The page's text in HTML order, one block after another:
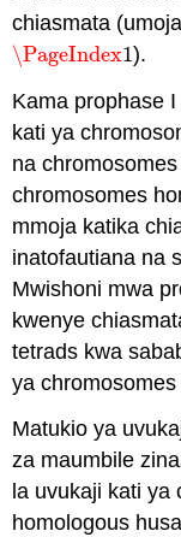
chiasmata
\PageIndex1
\PageIndex1).
Kama prophase
kati ya
na
chromosomes
mmoja katika
inatofautiana na
Mwishoni mwa
kwenye
tetrads kwa
ya
Matukio ya
za maumbile
la uvukaji kati ya
homologous